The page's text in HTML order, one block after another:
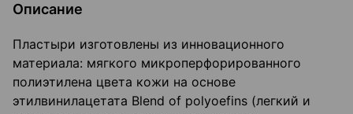
Описание
Пластыри изготовлены из инновационного
материала: мягкого микроперфорированного
полиэтилена цвета кожи на основе
этилвинилацетата Blend of polyoefins (легкий и